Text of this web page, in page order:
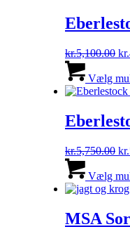
kr.5,100.00 kr.
Vælg
kr.5,750.00
var:
kr.
Vælg
MSA